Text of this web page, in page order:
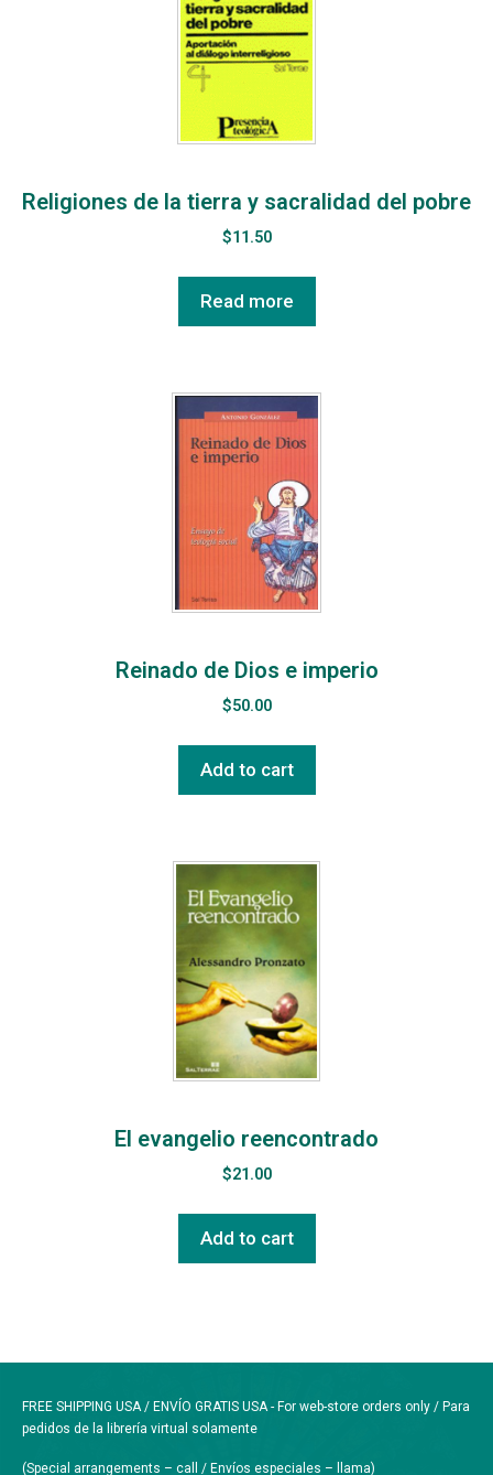
Religiones de la tierra y sacralidad del pobre
$11.50
Read more
Reinado de Dios e imperio
$50.00
Add to cart
El evangelio reencontrado
$21.00
Add to cart
FREE SHIPPING USA / ENVÍO GRATIS USA - For web-store orders only / Para
pedidos de la librería virtual solamente
(Special arrangements – call / Envíos especiales – llama)